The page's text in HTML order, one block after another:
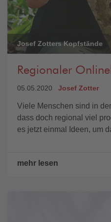
Josef Zotters Kopfstände
Regionaler
05.05.2020 Josef Zotter
Viele Menschen sind in
dass doch regional viel
es jetzt einmal Ideen, um
mehr lesen